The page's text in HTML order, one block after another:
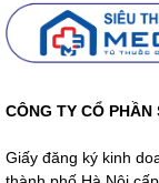
CÔNG TY CỔ PHẦN
Giấy đăng ký kinh